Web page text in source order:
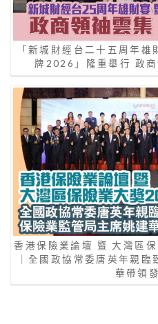
「新城財經台二十五周年
牌2026」隆重舉行 政
香港保險業論壇 暨 大灣區
｜全國政協常委唐英年親
華帶領